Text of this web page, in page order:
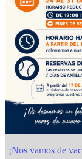
¡Nos vamos de